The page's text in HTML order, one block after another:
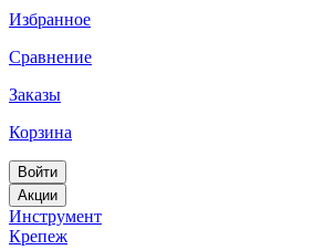
Избранное
Сравнение
Заказы
Корзина
Войти
Акции
Инструмент
Крепеж